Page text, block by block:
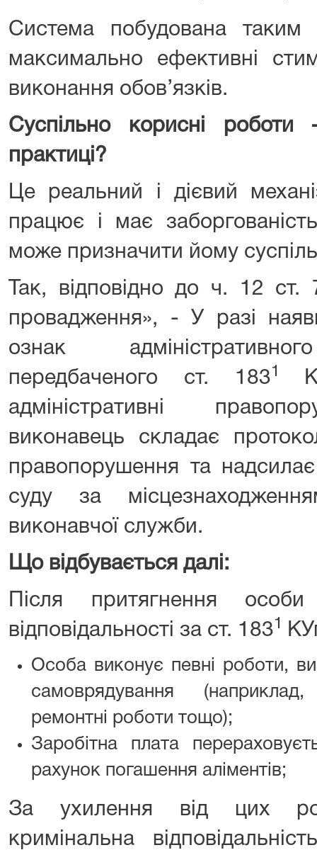
Система побудована
максимально ефективні
виконання обов’язків.
Суспільно корисні
практиці?
Це реальний і дієвий
працює і має
може призначити йому
Так, відповідно до ч. 12
провадження», - У разі
ознак
передбаченого ст. 1831
адміністративні
виконавець складає
правопорушення та
суду за
виконавчої служби.
Що відбувається далі:
Після притягнення особи
відповідальності за ст. 1831
Особа виконує певні роботи,
самоврядування
ремонтні роботи тощо);
Заробітна плата
рахунок погашення аліментів;
За ухилення від цих
кримінальна